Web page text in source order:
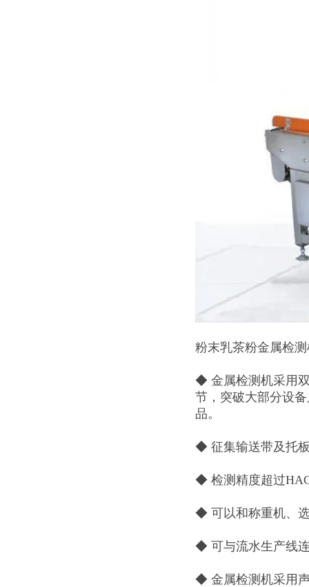
粉末乳茶粉金属检
◆ 金属检测机采用
节，突破大部分设
品。
◆ 征集输送带及托
◆ 检测精度超过
◆ 可以和称重机、
◆ 可与流水生产线
◆ 金属检测机采用